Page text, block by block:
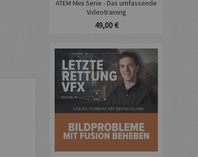
ATEM Mini Serie - Das umfassende
Videotraining
49,00 €